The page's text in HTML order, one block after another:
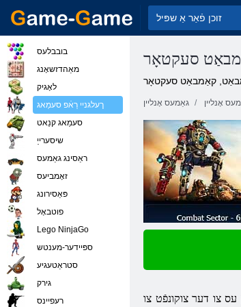
סעקטאָר
קאַמבאַט סעקטאָר
גאַמעס אָנליין אָנליין
און שיקן עס צו דער צוקונפֿט צו
בובבלעס
מאַהדזשאָנג
לאָגיק
ךעלגניי רַאֿפ סעמַאג
סעמַאג קנַאט
שיסערייַ
ראַסינג גאַמעס
זאָמביעס
פּאַסירונג
פוטבאָל
Lego NinjaGo
ספּיידער-מענטש
סטראַטעגיע
גירק
רעּפיינס